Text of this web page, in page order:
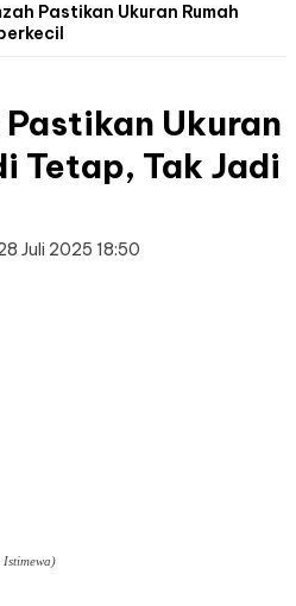
Pastikan Ukuran Rumah
Pastikan Ukuran
Tetap, Tak Jadi
Juli 2025 18:50